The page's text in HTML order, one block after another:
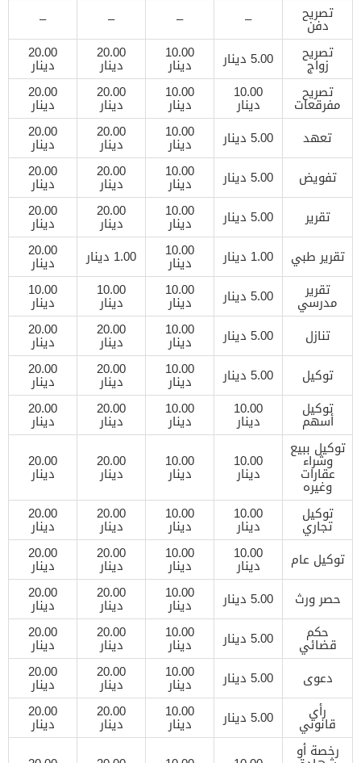
تصريح
دفن –
–
–
–
تصريح
زواج 5.00 دينار 10.00
دينار
20.00
دينار
20.00
دينار
تصريح
مفرقعات
10.00
دينار
10.00
دينار
20.00
دينار
20.00
دينار
تعهد
5.00 دينار 10.00
دينار
20.00
دينار
20.00
دينار
تفويض
5.00 دينار 10.00
دينار
20.00
دينار
20.00
دينار
تقرير
5.00 دينار 10.00
دينار
20.00
دينار
20.00
دينار
تقرير طبي
1.00 دينار 10.00
دينار 1.00 دينار 20.00
دينار
تقرير
مدرسي 5.00 دينار 10.00
دينار
10.00
دينار
10.00
دينار
تنازل
5.00 دينار 10.00
دينار
20.00
دينار
20.00
دينار
توكيل
5.00 دينار 10.00
دينار
20.00
دينار
20.00
دينار
توكيل
أسهم
10.00
دينار
10.00
دينار
20.00
دينار
20.00
دينار
توكيل ببيع
وشراء
عقارات
وغيره
10.00
دينار
10.00
دينار
20.00
دينار
20.00
دينار
توكيل
تجاري
10.00
دينار
10.00
دينار
20.00
دينار
20.00
دينار
توكيل عام
10.00
دينار
10.00
دينار
20.00
دينار
20.00
دينار
حصر ورث
5.00 دينار 10.00
دينار
20.00
دينار
20.00
دينار
حكم
قضائي 5.00 دينار 10.00
دينار
20.00
دينار
20.00
دينار
دعوى
5.00 دينار 10.00
دينار
20.00
دينار
20.00
دينار
رأي
قانوني 5.00 دينار 10.00
دينار
20.00
دينار
20.00
دينار
رخصة أو